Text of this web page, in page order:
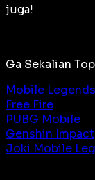
juga!
Ga Sekalian
Mobile Legends
Free Fire
PUBG Mobile
Genshin Impact
Joki Mobile